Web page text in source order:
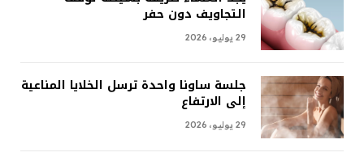
التجاويف دون حفر
29 يوليو، 2026
جلسة ساونا واحدة ترسل الخلايا المناعية
إلى الارتفاع
29 يوليو، 2026